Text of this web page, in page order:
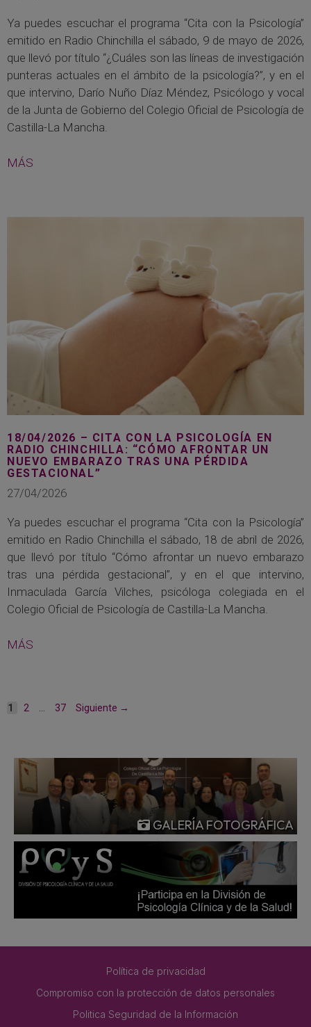
Ya puedes escuchar el programa “Cita con la Psicología”
emitido en Radio Chinchilla el sábado, 9 de mayo de 2026,
que llevó por título “¿Cuáles son las líneas de investigación
punteras actuales en el ámbito de la psicología?”, y en el
que intervino, Darío Nuño Díaz Méndez, Psicólogo y vocal
de la Junta de Gobierno del Colegio Oficial de Psicología de
Castilla-La Mancha.
MÁS
18/04/2026 – CITA CON LA PSICOLOGÍA EN
RADIO CHINCHILLA: “CÓMO AFRONTAR UN
NUEVO EMBARAZO TRAS UNA PÉRDIDA
GESTACIONAL”
27/04/2026
Ya puedes escuchar el programa “Cita con la Psicología”
emitido en Radio Chinchilla el sábado, 18 de abril de 2026,
que llevó por título “Cómo afrontar un nuevo embarazo
tras una pérdida gestacional”, y en el que intervino,
Inmaculada García Vilches, psicóloga colegiada en el
Colegio Oficial de Psicología de Castilla-La Mancha.
MÁS
Página
1 Página
2 … Página
37 Siguiente →
GALERÍA FOTOGRÁFICA
Política de privacidad
Compromiso con la protección de datos personales
Politica Seguridad de la Información